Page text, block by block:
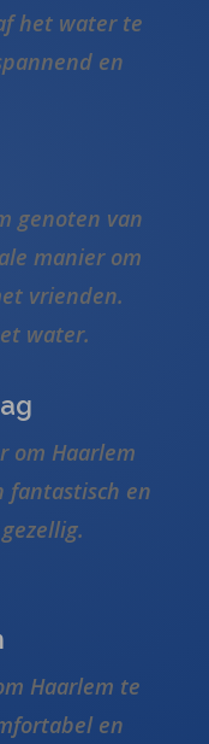
het water te
en
genoten van
manier om
vrienden.
water.
Haarlem
fantastisch en
Haarlem te
en